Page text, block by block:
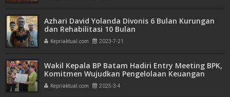
Azhari David Yolanda Divonis 6 Bulan Kurungan
dan Rehabilitasi 10 Bulan
Kepriaktual.com 2023-7-21
Wakil Kepala BP Batam Hadiri Entry Meeting BPK,
Komitmen Wujudkan Pengelolaan Keuangan
Transparan dan Akuntabel
Kepriaktual.com 2025-3-4